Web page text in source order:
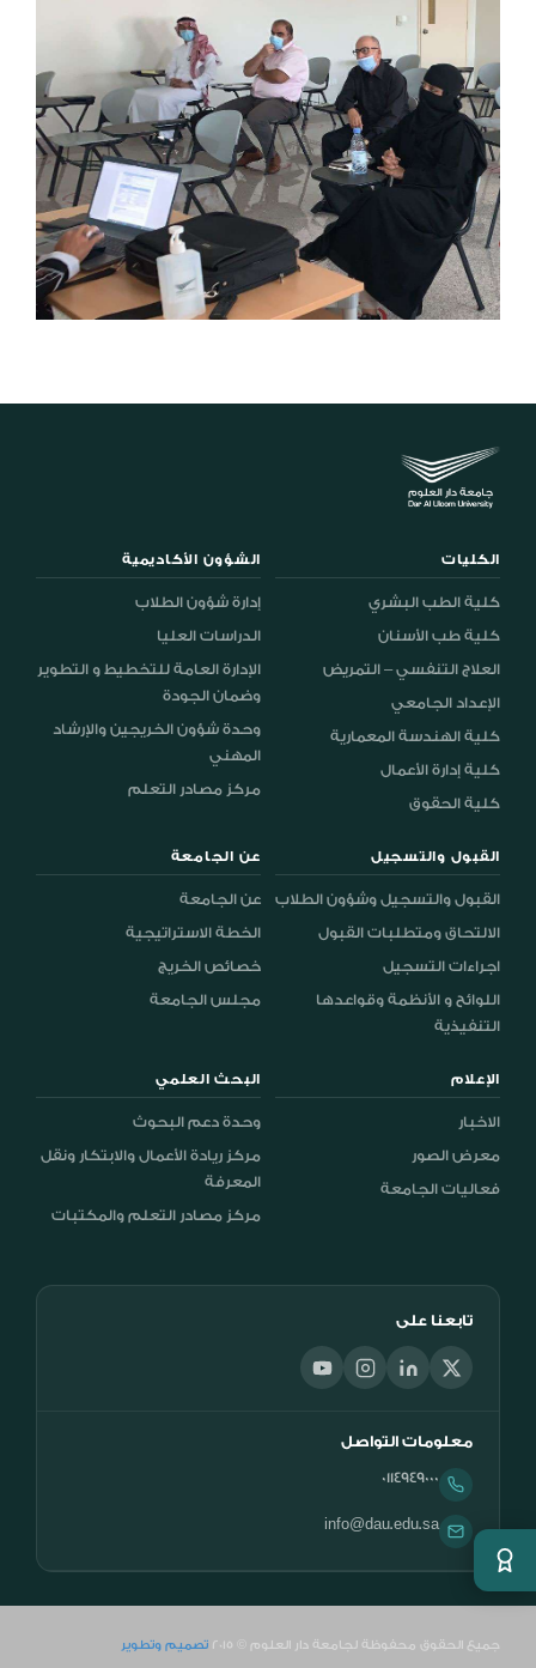
الكليات
كلية الطب البشري
كلية طب الأسنان
العلاج التنفسي – التمريض
الإعداد الجامعي
كلية الهندسة المعمارية
كلية إدارة الأعمال
كلية الحقوق
الشؤون الأكاديمية
إدارة شؤون الطلاب
الدراسات العليا
الإدارة العامة للتخطيط و التطوير
وضمان الجودة
وحدة شؤون الخريجين والإرشاد
المهني
مركز مصادر التعلم
القبول والتسجيل
القبول والتسجيل وشؤون الطلاب
الالتحاق ومتطلبات القبول
اجراءات التسجيل
اللوائح و الأنظمة وقواعدها
التنفيذية
عن الجامعة
عن الجامعة
الخطة الاستراتيجية
خصائص الخريج
مجلس الجامعة
الإعلام
الاخبار
معرض الصور
فعاليات الجامعة
البحث العلمي
وحدة دعم البحوث
مركز ريادة الأعمال والابتكار ونقل
المعرفة
مركز مصادر التعلم والمكتبات
تابعنا على
معلومات التواصل
0114949000
info@dau.edu.sa
جميع الحقوق محفوظة لجامعة دار العلوم © 2015 تصميم وتطوير